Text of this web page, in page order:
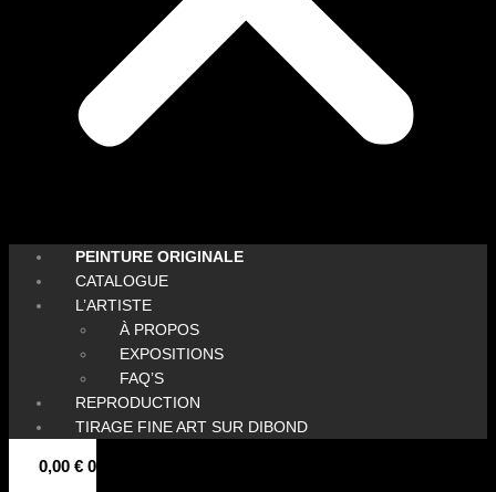
PEINTURE ORIGINALE
CATALOGUE
L’ARTISTE
À PROPOS
EXPOSITIONS
FAQ’S
REPRODUCTION
TIRAGE FINE ART SUR DIBOND
0,00 € 0